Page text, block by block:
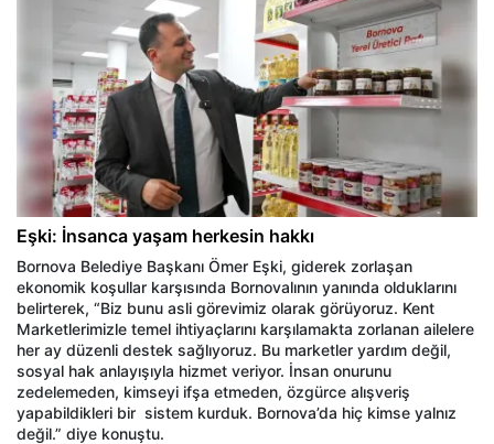
Eşki: İnsanca yaşam herkesin hakkı
Bornova Belediye Başkanı Ömer Eşki, giderek zorlaşan
ekonomik koşullar karşısında Bornovalının yanında olduklarını
belirterek, “Biz bunu asli görevimiz olarak görüyoruz. Kent
Marketlerimizle temel ihtiyaçlarını karşılamakta zorlanan ailelere
her ay düzenli destek sağlıyoruz. Bu marketler yardım değil,
sosyal hak anlayışıyla hizmet veriyor. İnsan onurunu
zedelemeden, kimseyi ifşa etmeden, özgürce alışveriş
yapabildikleri bir sistem kurduk. Bornova’da hiç kimse yalnız
değil.” diye konuştu.